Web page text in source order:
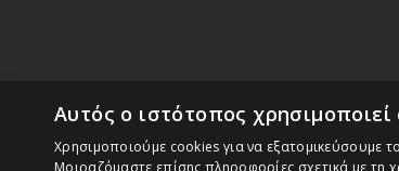
Αυτός ο ιστότοπος χρησιμοποιεί
Χρησιμοποιούμε cookies για να εξατομικεύσουμε
Μοιραζόμαστε επίσης πληροφορίες σχετικά με τη